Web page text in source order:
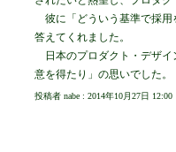
彼に「どういう基準で採
答えてくれました。
日本のプロダクト・デザイ
意を得たり」の思いでした。
投稿者 nabe : 2014年10月27日 12:00